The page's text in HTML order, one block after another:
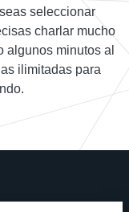
seleccionar
charlar mucho
algunos minutos al
ilimitadas para